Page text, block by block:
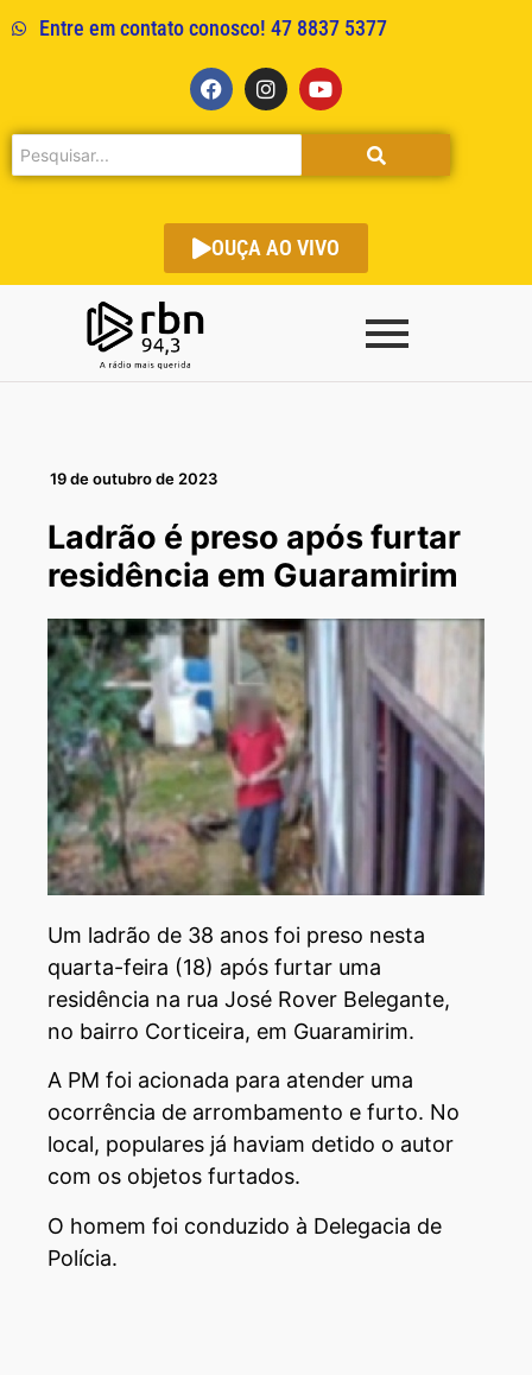
Entre em contato conosco! 47 8837 5377
OUÇA AO VIVO
19 de outubro de 2023
Ladrão é preso após furtar
residência em Guaramirim
Um ladrão de 38 anos foi preso nesta
quarta-feira (18) após furtar uma
residência na rua José Rover Belegante,
no bairro Corticeira, em Guaramirim.
A PM foi acionada para atender uma
ocorrência de arrombamento e furto. No
local, populares já haviam detido o autor
com os objetos furtados.
O homem foi conduzido à Delegacia de
Polícia.